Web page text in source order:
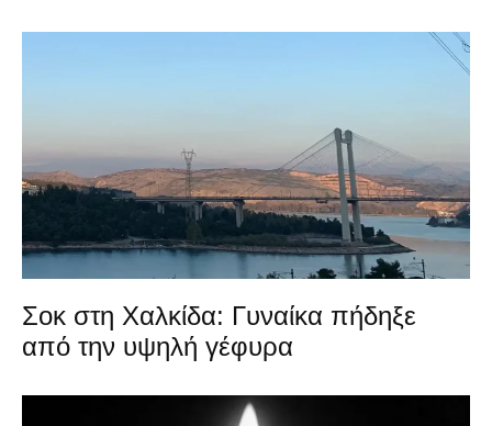
Σοκ στη Χαλκίδα: Γυναίκα πήδηξε
από την υψηλή γέφυρα